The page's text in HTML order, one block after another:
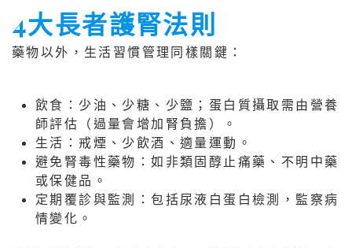
4大長者護腎法則
藥物以外，生活習慣管理同樣關鍵：
飲食：少油、少糖、少鹽；蛋白質攝取需由營養
師評估（過量會增加腎負擔）。
生活：戒煙、少飲酒、適量運動。
避免腎毒性藥物：如非類固醇止痛藥、不明中藥
或保健品。
定期覆診與監測：包括尿液白蛋白檢測，監察病
情變化。